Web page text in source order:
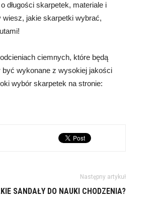
długości skarpetek, materiale i
wiesz, jakie skarpetki wybrać,
ciemnych, które będą
być wykonane z wysokiej jakości
wybór skarpetek na stronie:
Następny artykuł
SANDAŁY DO NAUKI CHODZENIA?